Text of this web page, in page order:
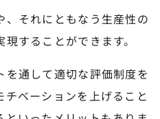
それにともなう生産性の
することができます。
を通して適切な評価制度を
ベーションを上げること